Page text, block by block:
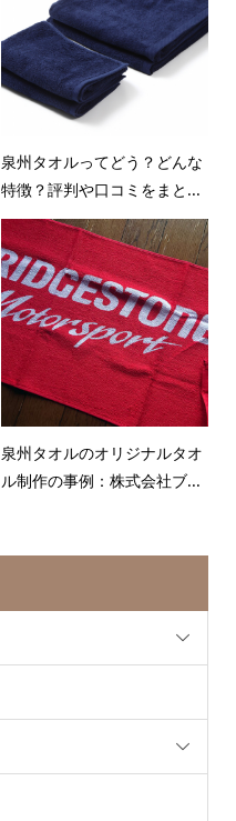
泉州タオルってどう？どんな
特徴？評判や口コミをまと...
泉州タオルのオリジナルタオ
ル制作の事例：株式会社ブ...